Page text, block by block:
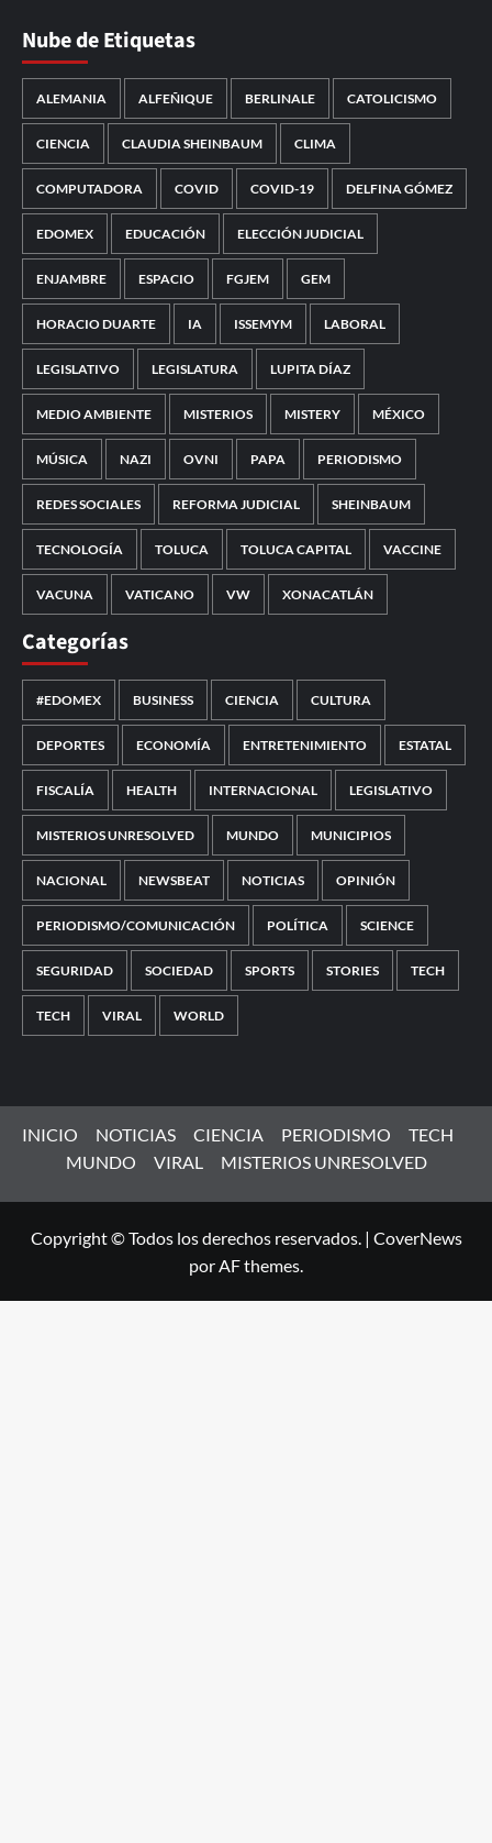
Nube de Etiquetas
ALEMANIA ALFEÑIQUE BERLINALE CATOLICISMO
CIENCIA CLAUDIA SHEINBAUM CLIMA
COMPUTADORA COVID COVID-19 DELFINA GÓMEZ
EDOMEX EDUCACIÓN ELECCIÓN JUDICIAL
ENJAMBRE ESPACIO FGJEM GEM
HORACIO DUARTE IA ISSEMYM LABORAL
LEGISLATIVO LEGISLATURA LUPITA DÍAZ
MEDIO AMBIENTE MISTERIOS MISTERY MÉXICO
MÚSICA NAZI OVNI PAPA PERIODISMO
REDES SOCIALES REFORMA JUDICIAL SHEINBAUM
TECNOLOGÍA TOLUCA TOLUCA CAPITAL VACCINE
VACUNA VATICANO VW XONACATLÁN
Categorías
#EDOMEX BUSINESS CIENCIA CULTURA
DEPORTES ECONOMÍA ENTRETENIMIENTO ESTATAL
FISCALÍA HEALTH INTERNACIONAL LEGISLATIVO
MISTERIOS UNRESOLVED MUNDO MUNICIPIOS
NACIONAL NEWSBEAT NOTICIAS OPINIÓN
PERIODISMO/COMUNICACIÓN POLÍTICA SCIENCE
SEGURIDAD SOCIEDAD SPORTS STORIES TECH
TECH VIRAL WORLD
INICIO NOTICIAS CIENCIA PERIODISMO
TECH
MUNDO
VIRAL MISTERIOS UNRESOLVED
Copyright © Todos los derechos reservados. | CoverNews
por AF themes.